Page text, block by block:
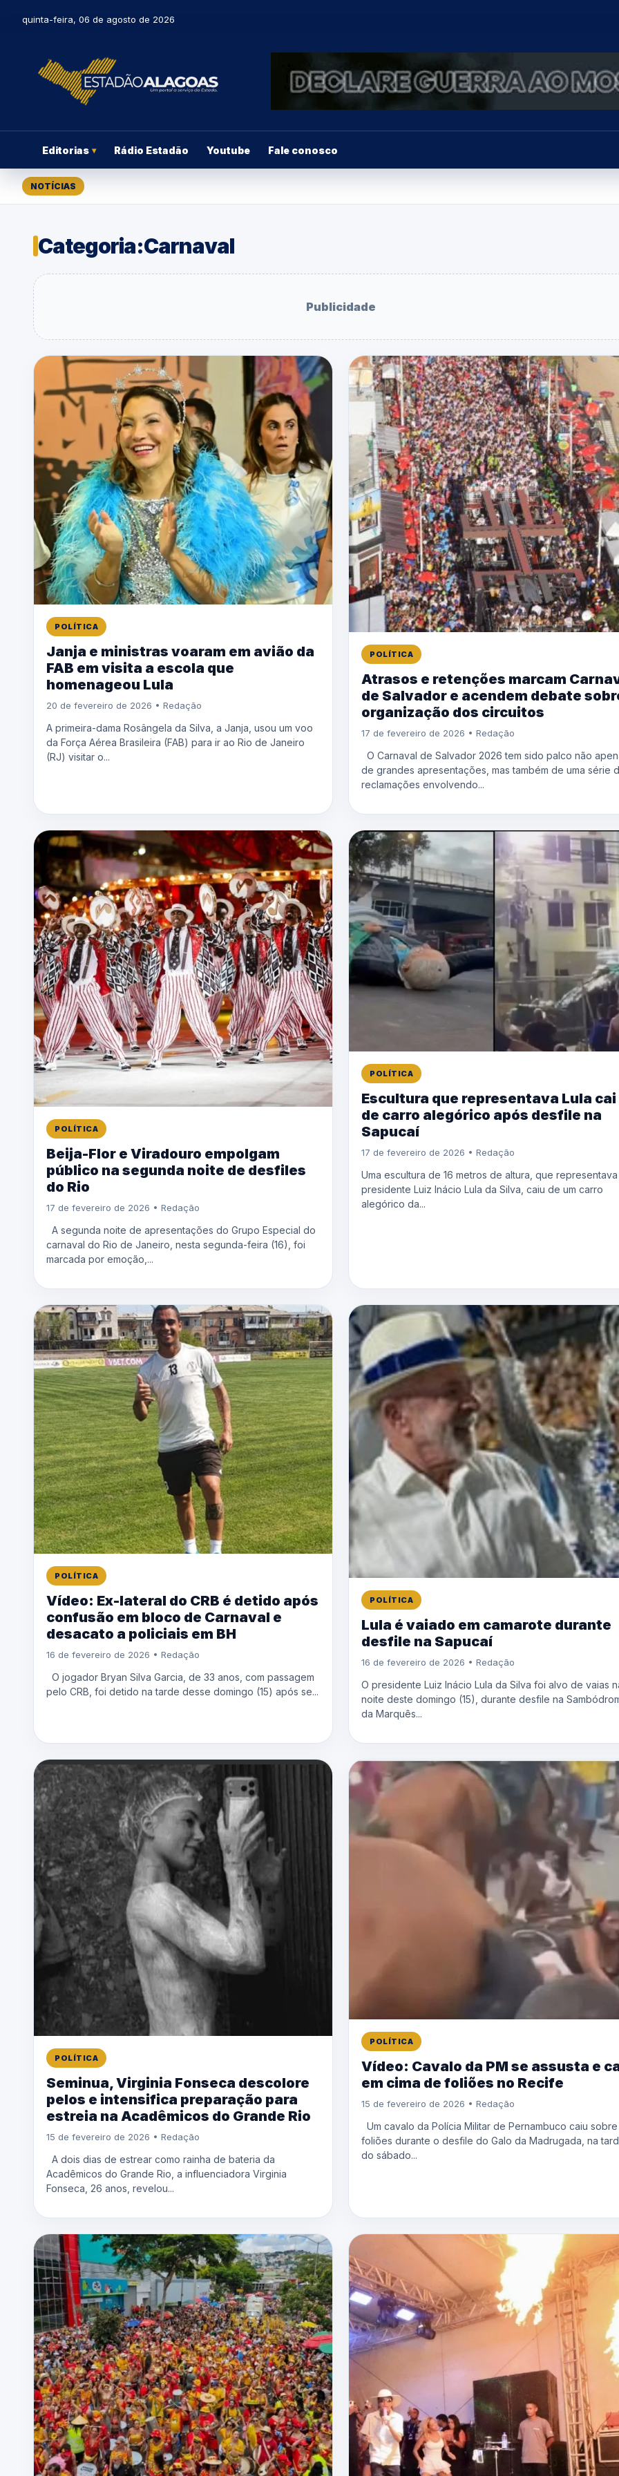
quinta-feira, 06 de agosto de 2026
Editorias ▾ Rádio Estadão Youtube Fale conosco
NOTÍCIAS
Categoria:Carnaval
Publicidade
POLÍTICA
Janja e ministras voaram em avião da
FAB em visita a escola que
homenageou Lula
20 de fevereiro de 2026 • Redação
A primeira-dama Rosângela da Silva, a Janja, usou um voo
da Força Aérea Brasileira (FAB) para ir ao Rio de Janeiro
(RJ) visitar o...
POLÍTICA
Atrasos e retenções marcam
de Salvador e acendem debate
organização dos circuitos
17 de fevereiro de 2026 • Redação
O Carnaval de Salvador 2026 tem sido palco não
de grandes apresentações, mas também de uma série
reclamações envolvendo...
POLÍTICA
Beija-Flor e Viradouro empolgam
público na segunda noite de desfiles
do Rio
17 de fevereiro de 2026 • Redação
A segunda noite de apresentações do Grupo Especial do
carnaval do Rio de Janeiro, nesta segunda-feira (16), foi
marcada por emoção,...
POLÍTICA
Escultura que representava Lula cai
de carro alegórico após desfile na
Sapucaí
17 de fevereiro de 2026 • Redação
Uma escultura de 16 metros de altura, que
presidente Luiz Inácio Lula da Silva, caiu de um carro
alegórico da...
POLÍTICA
Vídeo: Ex-lateral do CRB é detido após
confusão em bloco de Carnaval e
desacato a policiais em BH
16 de fevereiro de 2026 • Redação
O jogador Bryan Silva Garcia, de 33 anos, com passagem
pelo CRB, foi detido na tarde desse domingo (15) após se...
POLÍTICA
Lula é vaiado em camarote durante
desfile na Sapucaí
16 de fevereiro de 2026 • Redação
O presidente Luiz Inácio Lula da Silva foi alvo de vaias
noite deste domingo (15), durante desfile na
da Marquês...
POLÍTICA
Seminua, Virginia Fonseca descolore
pelos e intensifica preparação para
estreia na Acadêmicos do Grande Rio
15 de fevereiro de 2026 • Redação
A dois dias de estrear como rainha de bateria da
Acadêmicos do Grande Rio, a influenciadora Virginia
Fonseca, 26 anos, revelou...
POLÍTICA
Vídeo: Cavalo da PM se assusta e
em cima de foliões no Recife
15 de fevereiro de 2026 • Redação
Um cavalo da Polícia Militar de Pernambuco caiu sobre
foliões durante o desfile do Galo da Madrugada, na
do sábado...